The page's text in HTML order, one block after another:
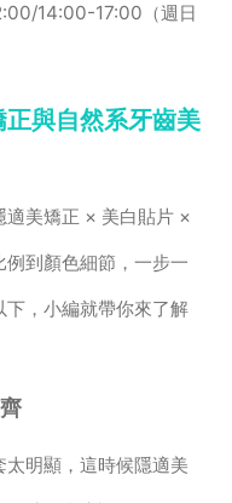
14:00-17:00（週日
與自然系牙齒美
適美矯正 × 美白貼片 ×
到顏色細節，一步一
，小編就帶你來了解
明顯，這時候隱適美